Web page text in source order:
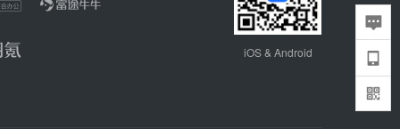
iOS & Android